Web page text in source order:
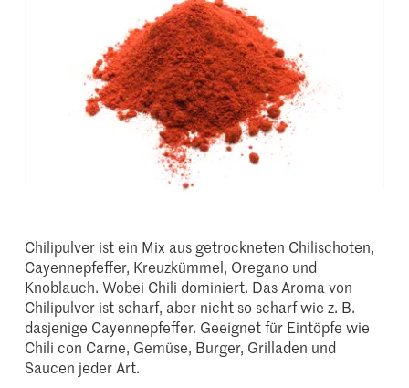
Chilipulver ist ein Mix aus getrockneten Chilischoten,
Cayennepfeffer, Kreuzkümmel, Oregano und
Knoblauch. Wobei Chili dominiert. Das Aroma von
Chilipulver ist scharf, aber nicht so scharf wie z. B.
dasjenige Cayennepfeffer. Geeignet für Eintöpfe wie
Chili con Carne, Gemüse, Burger, Grilladen und
Saucen jeder Art.